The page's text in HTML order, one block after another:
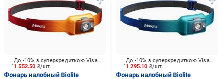
1 552.50 ₴/шт.
До -10% з суперкредиткою Visa Вигода
Фонарь налобный Biolite
1 295.10 ₴/шт.
До -10% з суперкредиткою Visa Вигода
Фонарь налобный Biolite